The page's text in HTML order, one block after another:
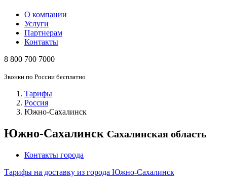
О компании
Услуги
Партнерам
Контакты
8 800 700 7000
Звонки по России бесплатно
Тарифы
Россия
Южно-Сахалинск
Южно-Сахалинск Сахалинская область
Контакты города
Тарифы на доставку из города Южно-Сахалинск